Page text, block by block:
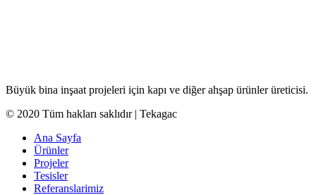
Büyük bina inşaat projeleri için kapı ve diğer ahşap ürünler üreticisi.
© 2020 Tüm hakları saklıdır | Tekagac
Ana Sayfa
Ürünler
Projeler
Tesisler
Referanslarimiz